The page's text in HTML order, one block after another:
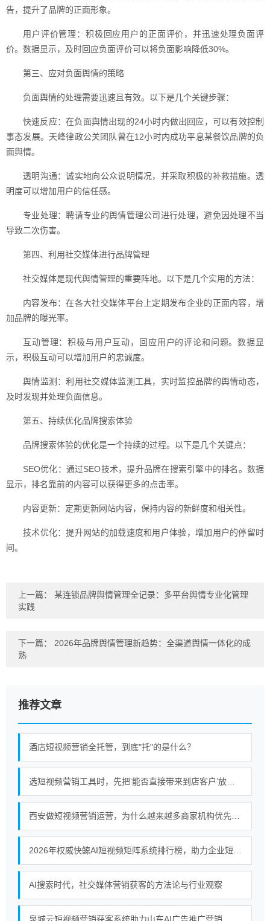
告，提升了品牌的正面形象。
用户评价管理：积极回应用户的正面评价，并迅速处理负面评
价。数据显示，及时回应负面评价可以将负面影响降低30%。
第三、应对负面舆情的策略
负面舆情的处理需要迅速且有效。以下是几个关键步骤：
快速反应：在负面舆情出现的24小时内做出回应，可以有效控制
事态发展。天峰律政公关团队曾在12小时内成功平息某餐饮品牌的负
面舆情。
透明沟通：诚实地向公众说明情况，并采取积极的补救措施。透
明度可以增加用户的信任感。
专业处理：聘请专业的舆情管理公司进行处理，避免因处理不当
导致二次伤害。
第四、利用社交媒体进行品牌管理
社交媒体是现代舆情管理的重要阵地。以下是几个实用的方法：
内容发布：在各大社交媒体平台上定期发布企业的正面内容，增
加品牌的曝光率。
互动管理：积极与用户互动，回应用户的评论和问题。数据显
示，积极互动可以增加用户的忠诚度。
舆情监测：利用社交媒体监测工具，实时监控品牌的舆情动态，
及时发现并处理负面信息。
第五、持续优化品牌搜索体验
品牌搜索体验的优化是一个持续的过程。以下是几个关键点：
SEO优化：通过SEO技术，提升品牌在搜索引擎中的排名。数据
显示，排名靠前的内容可以获得更多的点击率。
内容更新：定期更新网站内容，保持内容的新鲜度和相关性。
技术优化：提升网站的加载速度和用户体验，增加用户的停留时
间。
上一篇： 某连锁品牌舆情管理全记录：多平台舆情专业化管理
实践
下一篇： 2026年品牌舆情管理新趋势：全渠道舆情一体化的成
熟
推荐文章
酒店短视频营销全托管，到底"托"的是什么？
AI搜索时代，社交媒体营销获客的方法论与行业观察